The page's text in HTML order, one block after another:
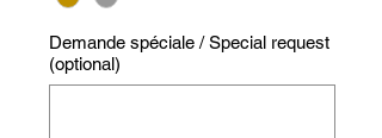
Demande spéciale / Special request
(optional)